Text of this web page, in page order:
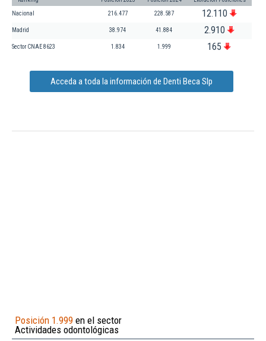
Nacional 216.477 228.587 12.110
Madrid 38.974 41.884 2.910
Sector CNAE 8623 1.834 1.999 165
Acceda a toda la información de Denti Beca Slp
Posición 1.999 en el sector
Actividades odontológicas